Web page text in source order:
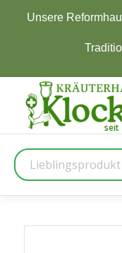
Reformhaus-
Tradition